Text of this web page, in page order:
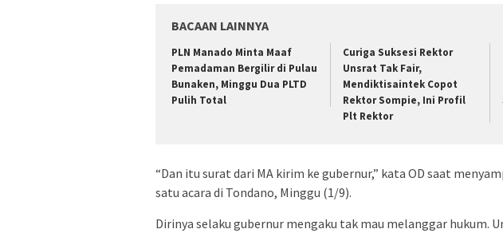
BACAAN LAINNYA
PLN Manado Minta Maaf
Pemadaman Bergilir di Pulau
Bunaken, Minggu Dua PLTD
Pulih Total
Curiga Suksesi Rektor
Unsrat Tak Fair,
Mendiktisaintek Copot
Rektor Sompie, Ini Profil
Plt Rektor
“Dan itu surat dari MA kirim ke gubernur,” kata OD saat
satu acara di Tondano, Minggu (1/9).
Dirinya selaku gubernur mengaku tak mau melanggar hukum.